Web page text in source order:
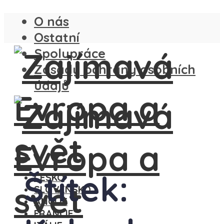
O nás
Ostatní
Spolupráce
Zásady ochrany osobních
údajů
ČESKO
SLOVENSKO
ANGLIE
FRANCIE
Štítek: